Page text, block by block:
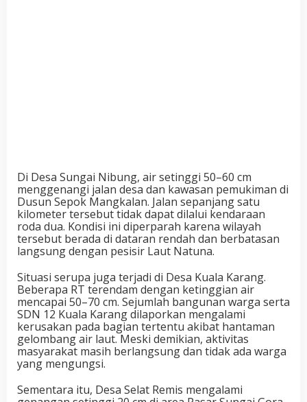
Di Desa Sungai Nibung, air setinggi 50–60 cm
menggenangi jalan desa dan kawasan pemukiman di
Dusun Sepok Mangkalan. Jalan sepanjang satu
kilometer tersebut tidak dapat dilalui kendaraan
roda dua. Kondisi ini diperparah karena wilayah
tersebut berada di dataran rendah dan berbatasan
langsung dengan pesisir Laut Natuna.
Situasi serupa juga terjadi di Desa Kuala Karang.
Beberapa RT terendam dengan ketinggian air
mencapai 50–70 cm. Sejumlah bangunan warga serta
SDN 12 Kuala Karang dilaporkan mengalami
kerusakan pada bagian tertentu akibat hantaman
gelombang air laut. Meski demikian, aktivitas
masyarakat masih berlangsung dan tidak ada warga
yang mengungsi.
Sementara itu, Desa Selat Remis mengalami